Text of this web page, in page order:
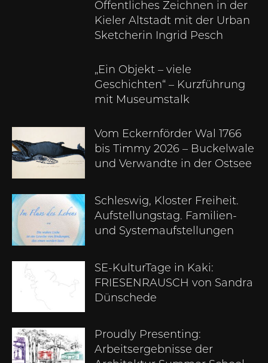
Öffentliches Zeichnen in der
Kieler Altstadt mit der Urban
Sketcherin Ingrid Pesch
„Ein Objekt – viele
Geschichten“ – Kurzführung
mit Museumstalk
Vom Eckernförder Wal 1766
bis Timmy 2026 – Buckelwale
und Verwandte in der Ostsee
Schleswig, Kloster Freiheit.
Aufstellungstag. Familien-
und Systemaufstellungen
SE-KulturTage in Kaki:
FRIESENRAUSCH von Sandra
Dünschede
Proudly Presenting:
Arbeitsergebnisse der